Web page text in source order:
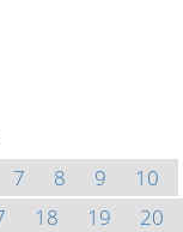
7 8 9
10
18 19
20